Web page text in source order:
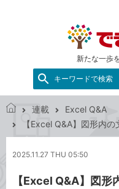
新たな一歩
キーワードで検索
ネ
ト
連載
Excel Q&A
【Excel Q&A】図形内
2025.11.27 THU 05:50
【Excel Q&A】図形